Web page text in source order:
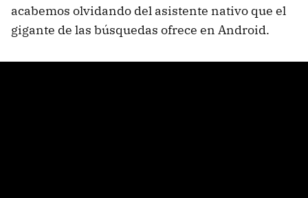
acabemos olvidando del asistente nativo que el
gigante de las búsquedas ofrece en Android.